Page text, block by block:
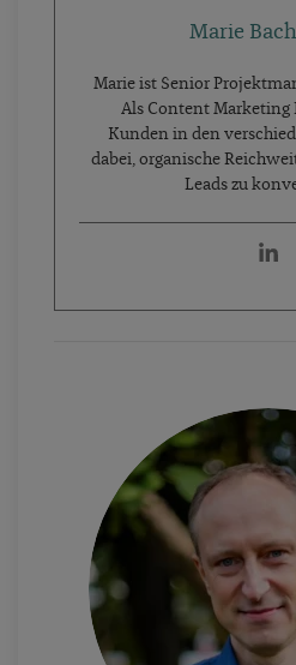
Marie
Marie ist Senior
Als Content
Kunden in den
dabei, organische
Leads zu